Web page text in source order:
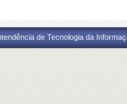
de Tecnologia da